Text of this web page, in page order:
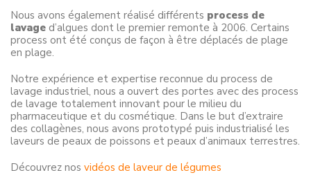
Nous avons également réalisé différents process de
lavage d’algues dont le premier remonte à 2006. Certains
process ont été conçus de façon à être déplacés de plage
en plage.
Notre expérience et expertise reconnue du process de
lavage industriel, nous a ouvert des portes avec des process
de lavage totalement innovant pour le milieu du
pharmaceutique et du cosmétique. Dans le but d’extraire
des collagènes, nous avons prototypé puis industrialisé les
laveurs de peaux de poissons et peaux d’animaux terrestres.
Découvrez nos vidéos de laveur de légumes